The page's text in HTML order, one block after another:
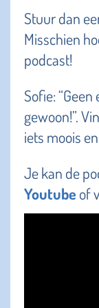
Stuur dan
Misschien
podcast!
Sofie:
gewoon!”.
iets moois
Je kan de
Youtube of